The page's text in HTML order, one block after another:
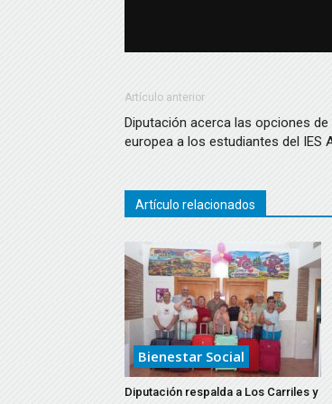
Artículo anterior
Diputación acerca las opciones de
europea a los estudiantes del IES
Artículo relacionados
Bienestar Social
Diputación respalda a Los Carriles y